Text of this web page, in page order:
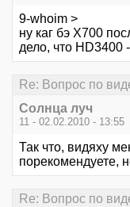
9-whoim >
ну каг бэ Х700
дело, что HD3400 -
Re: Вопрос по
Солнца луч
11 - 02.02.2010 - 13:55
Так что, видяху
порекомендуете,
Re: Вопрос по